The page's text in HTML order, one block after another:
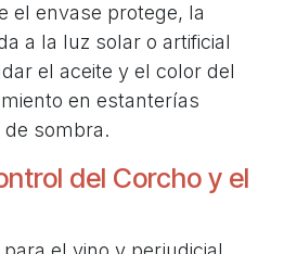
el envase protege, la
a la luz solar o artificial
el aceite y el color del
en estanterías
sombra.
del Corcho y el